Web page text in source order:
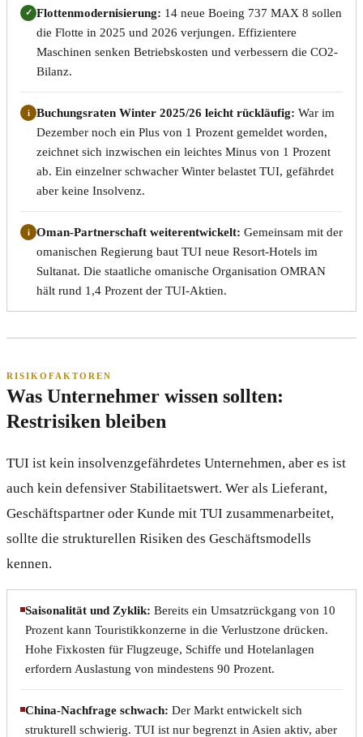
✓ Flottenmodernisierung: 14 neue Boeing 737 MAX 8 sollen
die Flotte in 2025 und 2026 verjungen. Effizientere
Maschinen senken Betriebskosten und verbessern die CO2-
Bilanz.
i Buchungsraten Winter 2025/26 leicht rückläufig: War im
Dezember noch ein Plus von 1 Prozent gemeldet worden,
zeichnet sich inzwischen ein leichtes Minus von 1 Prozent
ab. Ein einzelner schwacher Winter belastet TUI, gefährdet
aber keine Insolvenz.
i Oman-Partnerschaft weiterentwickelt: Gemeinsam mit der
omanischen Regierung baut TUI neue Resort-Hotels im
Sultanat. Die staatliche omanische Organisation OMRAN
hält rund 1,4 Prozent der TUI-Aktien.
RISIKOFAKTOREN
Was Unternehmer wissen sollten:
Restrisiken bleiben
TUI ist kein insolvenzgefährdetes Unternehmen, aber es ist
auch kein defensiver Stabilitaetswert. Wer als Lieferant,
Geschäftspartner oder Kunde mit TUI zusammenarbeitet,
sollte die strukturellen Risiken des Geschäftsmodells
kennen.
Saisonalität und Zyklik: Bereits ein Umsatzrückgang von 10
Prozent kann Touristikkonzerne in die Verlustzone drücken.
Hohe Fixkosten für Flugzeuge, Schiffe und Hotelanlagen
erfordern Auslastung von mindestens 90 Prozent.
China-Nachfrage schwach: Der Markt entwickelt sich
strukturell schwierig. TUI ist nur begrenzt in Asien aktiv, aber